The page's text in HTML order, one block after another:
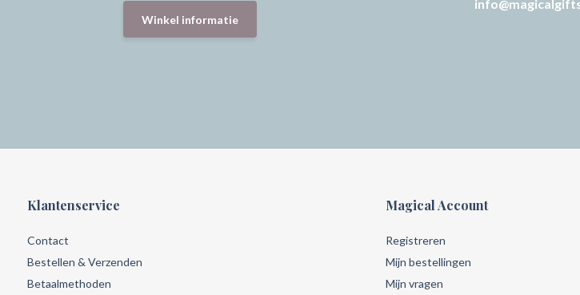
Winkel informatie
Klantenservice
Contact
Bestellen & Verzenden
Betaalmethoden
Magical Account
Registreren
Mijn bestellingen
Mijn vragen